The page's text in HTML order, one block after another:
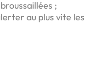
;
au plus vite les